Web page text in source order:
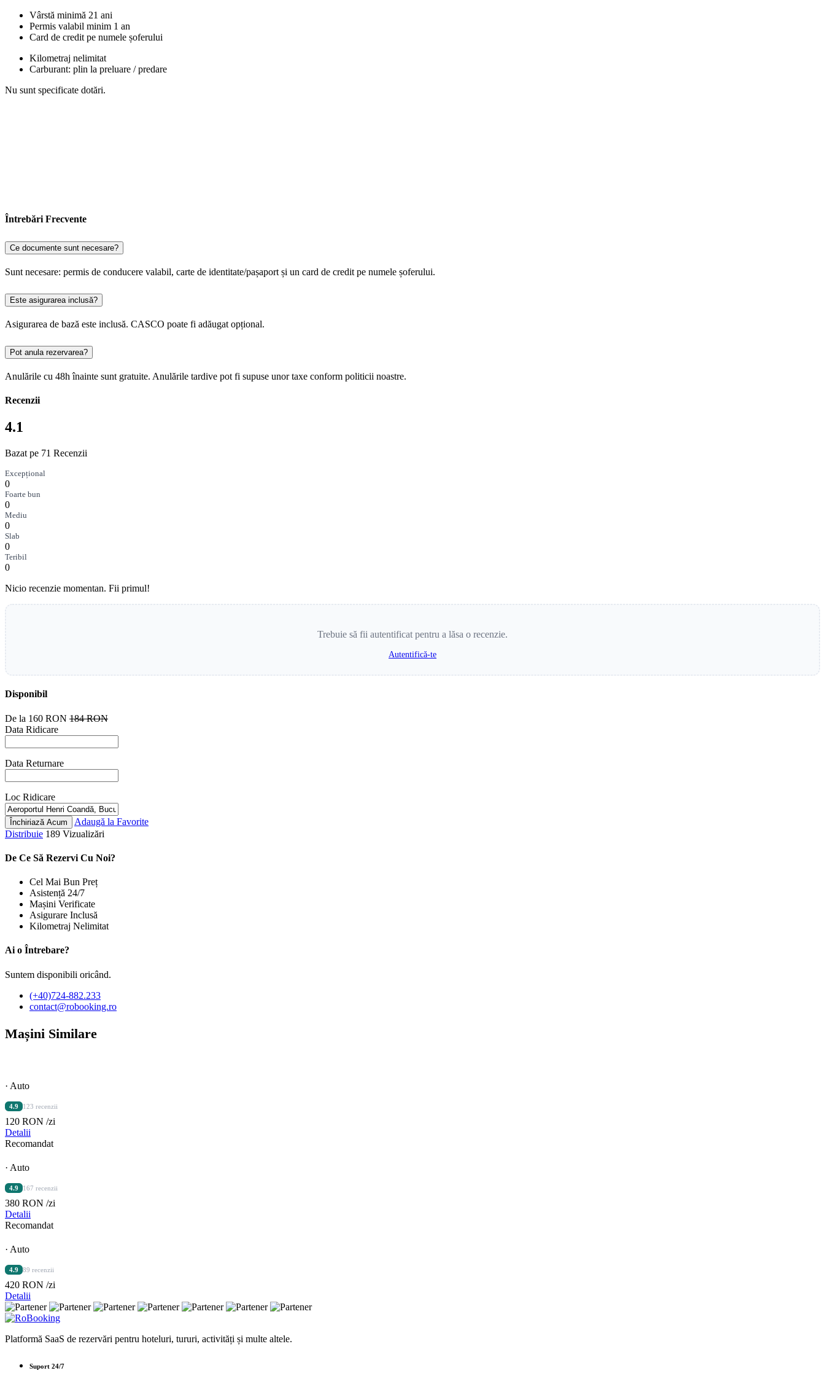
Vârstă minimă 21 ani
Permis valabil minim 1 an
Card de credit pe numele șoferului
Kilometraj nelimitat
Carburant: plin la preluare / predare
Nu sunt specificate dotări.
Întrebări Frecvente
Ce documente sunt necesare?
Sunt necesare: permis de conducere valabil, carte de identitate/pașaport și un card de credit pe numele șoferului.
Este asigurarea inclusă?
Asigurarea de bază este inclusă. CASCO poate fi adăugat opțional.
Pot anula rezervarea?
Anulările cu 48h înainte sunt gratuite. Anulările tardive pot fi supuse unor taxe conform politicii noastre.
Recenzii
4.1
Bazat pe 71 Recenzii
Excepțional
0
Foarte bun
0
Mediu
0
Slab
0
Teribil
0
Nicio recenzie momentan. Fii primul!
Trebuie să fii autentificat pentru a lăsa o recenzie.
Autentifică-te
Disponibil
De la 160 RON 184 RON
Data Ridicare
Data Returnare
Loc Ridicare
Închiriază Acum
Adaugă la Favorite
Distribuie 189 Vizualizări
De Ce Să Rezervi Cu Noi?
Cel Mai Bun Preț
Asistență 24/7
Mașini Verificate
Asigurare Inclusă
Kilometraj Nelimitat
Ai o Întrebare?
Suntem disponibili oricând.
(+40)724-882.233
contact@robooking.ro
Mașini Similare
· Auto
4.9 123 recenzii
120 RON /zi
Detalii
Recomandat
· Auto
4.9 167 recenzii
380 RON /zi
Detalii
Recomandat
· Auto
4.9 89 recenzii
420 RON /zi
Detalii
Platformă SaaS de rezervări pentru hoteluri, tururi, activități și multe altele.
Suport 24/7